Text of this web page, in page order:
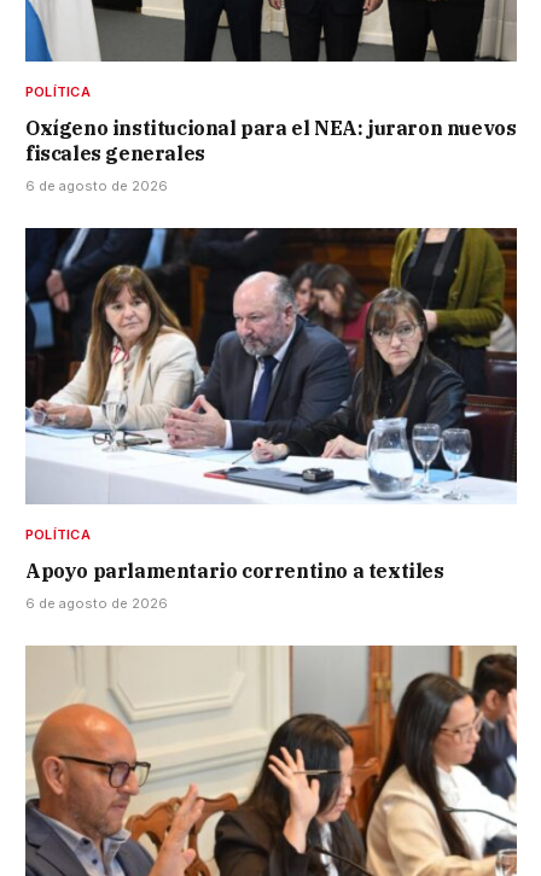
POLÍTICA
Oxígeno institucional para el NEA: juraron nuevos
fiscales generales
6 de agosto de 2026
POLÍTICA
Apoyo parlamentario correntino a textiles
6 de agosto de 2026